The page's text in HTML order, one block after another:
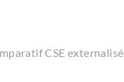
CSE externalisé